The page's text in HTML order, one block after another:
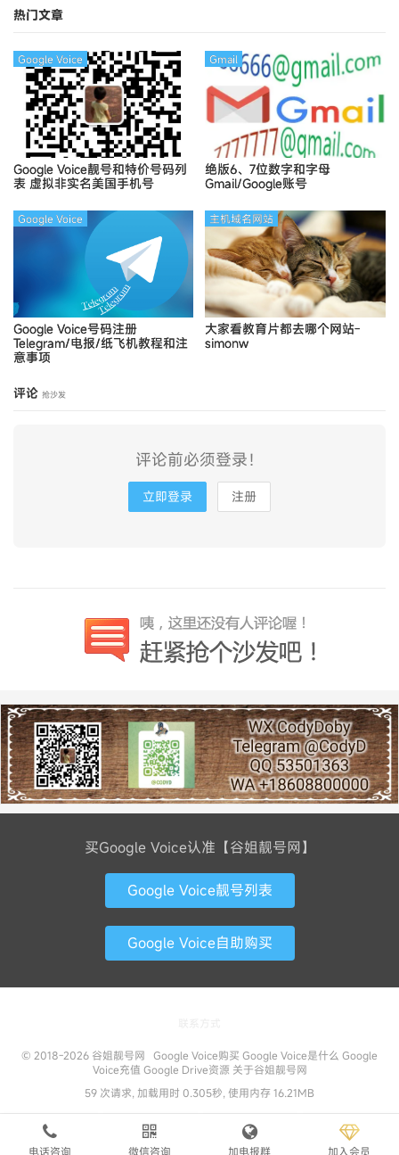
热门文章
Google Voice靓号和特价号码列
表 虚拟非实名美国手机号
Google Voice
绝版6、7位数字和字母
Gmail/Google账号
Gmail
Google Voice号码注册
Telegram/电报/纸飞机教程和注
意事项
Google Voice
大家看教育片都去哪个网站-
simonw
主机域名网站
评论 抢沙发
评论前必须登录！
立即登录 注册
买Google Voice认准【谷姐靓号网】
Google Voice靓号列表
Google Voice自助购买
© 2018-2026 谷姐靓号网 Google Voice购买 Google Voice是什么 Google
Voice充值 Google Drive资源 关于谷姐靓号网
59 次请求, 加载用时 0.305秒, 使用内存 16.21MB
电话咨询 微信咨询 加电报群 加入会员